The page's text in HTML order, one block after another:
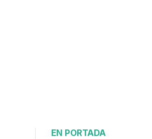
EN PORTADA